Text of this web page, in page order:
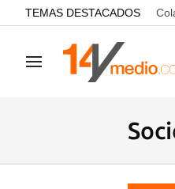
common.go-to-content
TEMAS DESTACADOS
Navegación